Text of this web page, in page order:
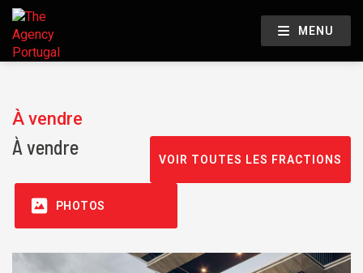
MENU
À vendre
À vendre
VOIR TOUTES LES FRACTIONS
PHOTOS